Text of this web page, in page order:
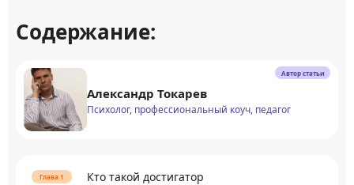
Содержание:
Автор статьи
Александр Токарев
Психолог, профессиональный коуч, педагог
Кто такой достигатор